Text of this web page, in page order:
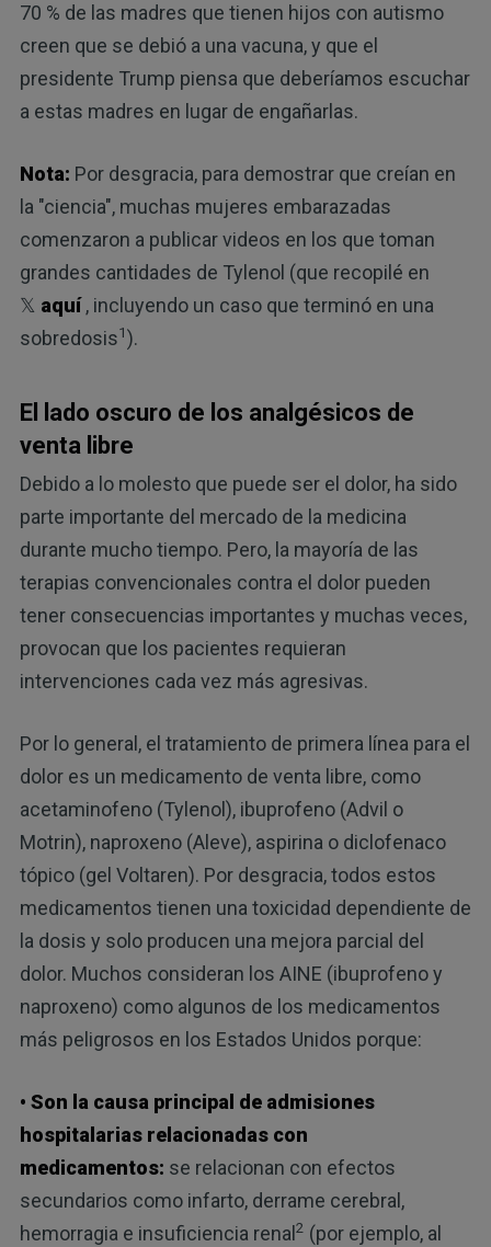
70 % de las madres que tienen hijos con autismo
creen que se debió a una vacuna, y que el
presidente Trump piensa que deberíamos escuchar
a estas madres en lugar de engañarlas.
Nota: Por desgracia, para demostrar que creían en
la "ciencia", muchas mujeres embarazadas
comenzaron a publicar videos en los que toman
grandes cantidades de Tylenol (que recopilé en
𝕏 aquí, incluyendo un caso que terminó en una
sobredosis1).
El lado oscuro de los analgésicos de
venta libre
Debido a lo molesto que puede ser el dolor, ha sido
parte importante del mercado de la medicina
durante mucho tiempo. Pero, la mayoría de las
terapias convencionales contra el dolor pueden
tener consecuencias importantes y muchas veces,
provocan que los pacientes requieran
intervenciones cada vez más agresivas.
Por lo general, el tratamiento de primera línea para el
dolor es un medicamento de venta libre, como
acetaminofeno (Tylenol), ibuprofeno (Advil o
Motrin), naproxeno (Aleve), aspirina o diclofenaco
tópico (gel Voltaren). Por desgracia, todos estos
medicamentos tienen una toxicidad dependiente de
la dosis y solo producen una mejora parcial del
dolor. Muchos consideran los AINE (ibuprofeno y
naproxeno) como algunos de los medicamentos
más peligrosos en los Estados Unidos porque:
• Son la causa principal de admisiones
hospitalarias relacionadas con
medicamentos: se relacionan con efectos
secundarios como infarto, derrame cerebral,
hemorragia e insuficiencia renal2 (por ejemplo, al